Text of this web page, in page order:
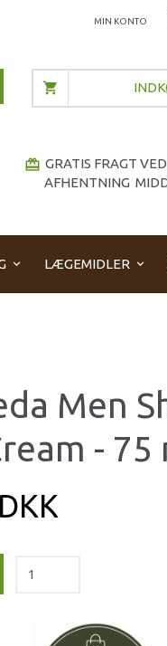
MIN KONTO
redeem GRATIS FRAGT
AFHENTNING
LÆGEMIDLER
Men
- 75